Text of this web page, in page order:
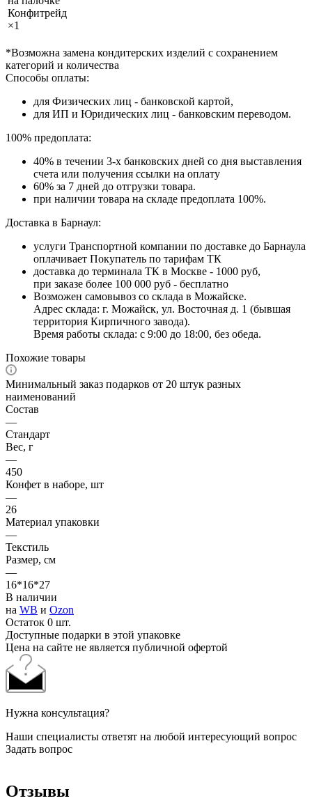
Конфитрейд
×1
*Возможна замена кондитерских изделий с сохранением
категорий и количества
Способы оплаты:
для Физических лиц - банковской картой,
для ИП и Юридических лиц - банковским переводом.
100% предоплата:
40% в течении 3-х банковских дней со дня выставления
счета или получения ссылки на оплату
60% за 7 дней до отгрузки товара.
при наличии товара на складе предоплата 100%.
Доставка в Барнаул:
услуги Транспортной компании по доставке до Барнаула
оплачивает Покупатель по тарифам ТК
доставка до терминала ТК в Москве - 1000 руб,
при заказе более 100 000 руб - бесплатно
Возможен самовывоз со склада в Можайске.
Адрес склада: г. Можайск, ул. Восточная д. 1 (бывшая
территория Кирпичного завода).
Время работы склада: с 9:00 до 18:00, без обеда.
Похожие товары
Минимальный заказ подарков от 20 штук разных
наименований
Состав
—
Стандарт
Вес, г
—
450
Конфет в наборе, шт
—
26
Материал упаковки
—
Текстиль
Размер, см
—
16*16*27
В наличии
на WB и Ozon
Остаток 0 шт.
Доступные подарки в этой упаковке
Цена на сайте не является публичной офертой
Нужна консультация?
Наши специалисты ответят на любой интересующий вопрос
Задать вопрос
Отзывы